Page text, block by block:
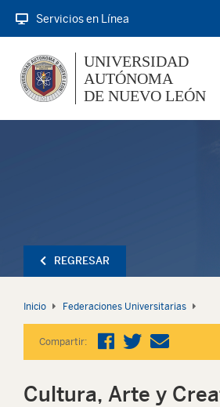
Servicios en Línea
UNIVERSIDAD
AUTÓNOMA
DE NUEVO LEÓN
REGRESAR
Inicio Federaciones Universitarias
Compartir:
Cultura, Arte y